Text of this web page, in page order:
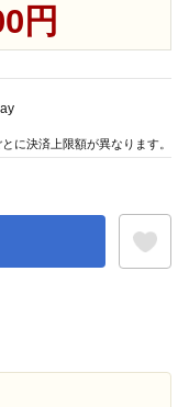
円
に決済上限額が異なります。